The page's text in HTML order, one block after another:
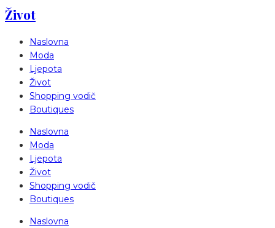
Život
Naslovna
Moda
Ljepota
Život
Shopping vodič
Boutiques
Naslovna
Moda
Ljepota
Život
Shopping vodič
Boutiques
Naslovna